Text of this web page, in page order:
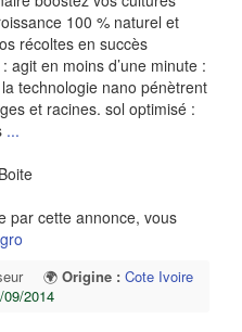
100 % naturel et
récoltes en succès
agit en moins d’une minute :
technologie nano pénètrent
et racines. sol optimisé :
...
par cette annonce, vous
🌍 Origine : Cote Ivoire
09/2014